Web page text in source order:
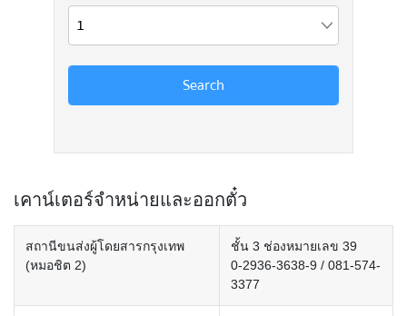
เคาน์เตอร์จำหน่ายและออกตั๋ว
สถานีขนส่งผู้โดยสารกรุงเทพ
(หมอชิต 2)
ชั้น 3 ช่องหมายเลข 39
0-2936-3638-9 / 081-574-
3377